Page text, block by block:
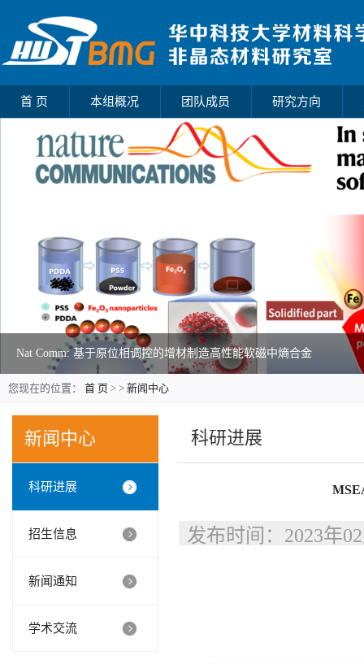
首 页 本组概况 团队成员 研究方向
Nat Comm: 基于原位相调控的增材制造高性能软磁中熵合金
您现在的位置： 首 页 > > 新闻中心
科研进展
发布时间：2023年
新闻中心
科研进展
招生信息
新闻通知
学术交流